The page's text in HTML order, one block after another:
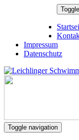
Impressum
Datenschutz
Toggle navigation